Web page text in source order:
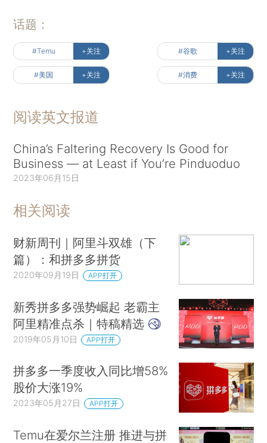
话题：
#Temu +关注 #谷歌 +关注
#美国 +关注 #消费 +关注
阅读英文报道
China’s Faltering Recovery Is Good for
Business — at Least if You’re Pinduoduo
2023年06月15日
相关阅读
财新周刊｜阿里斗双雄（下
篇）：和拼多多拼货
2020年09月19日 APP打开
新秀拼多多强势崛起 老霸主
阿里精准点杀｜特稿精选
2019年05月10日 APP打开
拼多多一季度收入同比增58%
股价大涨19%
2023年05月27日 APP打开
Temu在爱尔兰注册 推进与拼